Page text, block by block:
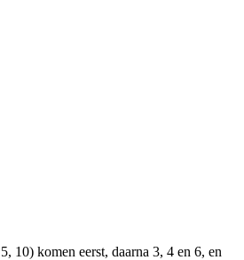
10) komen eerst, daarna 3, 4 en 6, en